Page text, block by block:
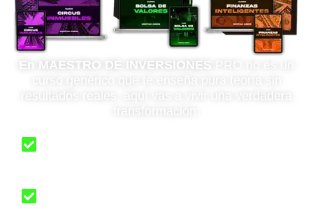
En MAESTRO DE INVERSIONES
resultados reales, aquí vas a vivir una verdadera